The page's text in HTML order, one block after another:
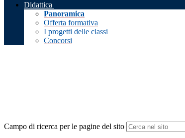
Didattica
Panoramica
Offerta formativa
I progetti delle classi
Concorsi
Campo di ricerca per le pagine del sito